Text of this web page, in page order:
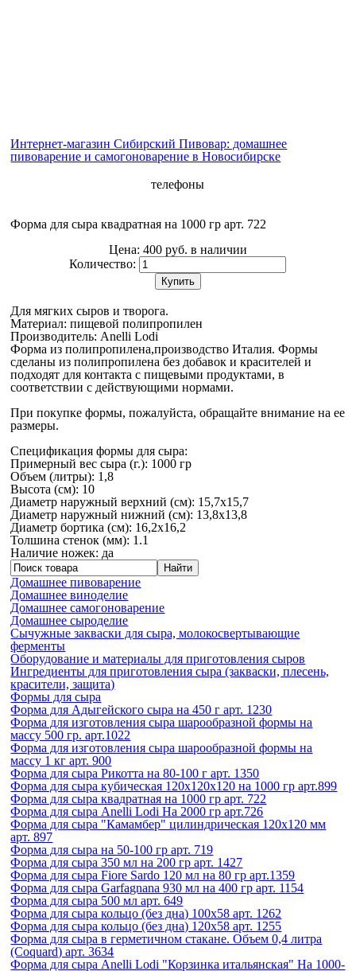
Интернет-магазин Сибирский Пивовар: домашнее
пивоварение и самогоноварение в Новосибирске
телефоны
Форма для сыра квадратная на 1000 гр арт. 722
Цена: 400 руб. в наличии
Количество:
Купить
Для мягких сыров и творога.
Материал: пищевой полипропилен
Производитель: Anelli Lodi
Форма из полипропилена,производство Италия. Формы
сделаны из полипропилена без добавок и красителей и
подходят для контакта с пищевыми продуктами, в
соответствии с действующими нормами.
При покупке формы, пожалуйста, обращайте внимание на ее
размеры.
Спецификация формы для сыра:
Примерный вес сыра (г.): 1000 гр
Объем (литры): 1,8
Высота (см): 10
Диаметр наружный верхний (см): 15,7х15,7
Диаметр наружный нижний (см): 13,8х13,8
Диаметр бортика (см): 16,2х16,2
Толшина стенок (мм): 1.1
Наличие ножек: да
Домашнее пивоварение
Домашнее виноделие
Домашнее самогоноварение
Домашнее сыроделие
Сычужные закваски для сыра, молокосвертывающие
ферменты
Оборудование и материалы для приготовления сыров
Ингредиенты для приготовления сыра (закваски, плесень,
красители, защита)
Формы для сыра
Форма для Адыгейского сыра на 450 г арт. 1230
Форма для изготовления сыра шарообразной формы на
массу 500 гр. арт.1022
Форма для изготовления сыра шарообразной формы на
массу 1 кг арт. 900
Форма для сыра Рикотта на 80-100 г арт. 1350
Форма для сыра кубическая 120х120х120 на 1000 гр арт.899
Форма для сыра квадратная на 1000 гр арт. 722
Форма для сыра Anelli Lodi На 2000 гр арт.726
Форма для сыра "Камамбер" цилиндрическая 120х120 мм
арт. 897
Форма для сыра на 50-100 гр арт. 719
Форма для сыра 350 мл на 200 гр арт. 1427
Форма для сыра Fiore Sardo 120 мл на 80 гр арт.1359
Форма для сыра Garfagnana 930 мл на 400 гр арт. 1154
Форма для сыра 500 мл арт. 649
Форма для сыра кольцо (без дна) 100х58 арт. 1262
Форма для сыра кольцо (без дна) 120х58 арт. 1255
Форма для сыра в герметичном стакане. Объем 0,4 литра
(Coquard) арт. 3634
Форма для сыра Anelli Lodi "Корзинка итальянская" На 1000-